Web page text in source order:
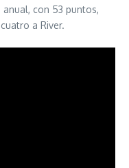
con 53 puntos,
a River.